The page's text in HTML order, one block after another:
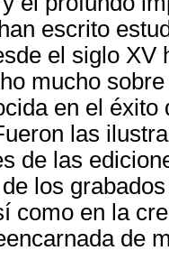
escrito
el siglo XV
mucho
en el
las
de las
los
como en la
de